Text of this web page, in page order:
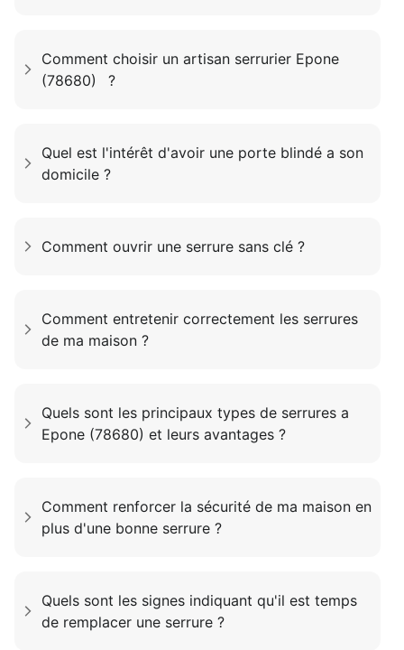
Comment choisir un artisan serrurier Epone
(78680) ?
Quel est l'intérêt d'avoir une porte blindé a son
domicile ?
Comment ouvrir une serrure sans clé ?
Comment entretenir correctement les serrures
de ma maison ?
Quels sont les principaux types de serrures a
Epone (78680) et leurs avantages ?
Comment renforcer la sécurité de ma maison en
plus d'une bonne serrure ?
Quels sont les signes indiquant qu'il est temps
de remplacer une serrure ?